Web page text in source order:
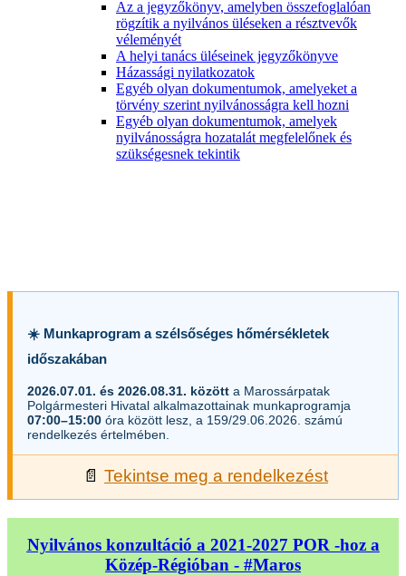
Az a jegyzőkönyv, amelyben összefoglalóan
rögzítik a nyilvános üléseken a résztvevők
véleményét
A helyi tanács üléseinek jegyzőkönyve
Házassági nyilatkozatok
Egyéb olyan dokumentumok, amelyeket a
törvény szerint nyilvánosságra kell hozni
Egyéb olyan dokumentumok, amelyek
nyilvánosságra hozatalát megfelelőnek és
szükségesnek tekintik
☀️ Munkaprogram a szélsőséges hőmérsékletek
időszakában
2026.07.01. és 2026.08.31. között a Marossárpatak
Polgármesteri Hivatal alkalmazottainak munkaprogramja
07:00–15:00 óra között lesz, a 159/29.06.2026. számú
rendelkezés értelmében.
📄 Tekintse meg a rendelkezést
Nyilvános konzultáció a 2021-2027 POR -hoz a
Közép-Régióban - #Maros